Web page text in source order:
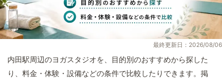
最終更新日：2026/08/06
内田駅周辺のヨガスタジオを、目的別のおすすめから探した
り、料金・体験・設備などの条件で比較したりできます。掲